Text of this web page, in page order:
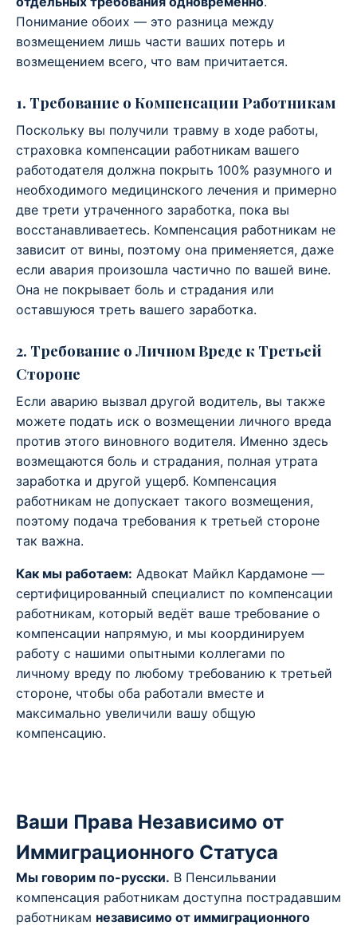
Понимание обоих — это разница между
возмещением лишь части ваших потерь и
возмещением всего, что вам причитается.
1. Требование о Компенсации Работникам
Поскольку вы получили травму в ходе работы,
страховка компенсации работникам вашего
работодателя должна покрыть 100% разумного и
необходимого медицинского лечения и примерно
две трети утраченного заработка, пока вы
восстанавливаетесь. Компенсация работникам не
зависит от вины, поэтому она применяется, даже
если авария произошла частично по вашей вине.
Она не покрывает боль и страдания или
оставшуюся треть вашего заработка.
2. Требование о Личном Вреде к Третьей
Стороне
Если аварию вызвал другой водитель, вы также
можете подать иск о возмещении личного вреда
против этого виновного водителя. Именно здесь
возмещаются боль и страдания, полная утрата
заработка и другой ущерб. Компенсация
работникам не допускает такого возмещения,
поэтому подача требования к третьей стороне
так важна.
Как мы работаем: Адвокат Майкл Кардамоне —
сертифицированный специалист по компенсации
работникам, который ведёт ваше требование о
компенсации напрямую, и мы координируем
работу с нашими опытными коллегами по
личному вреду по любому требованию к третьей
стороне, чтобы оба работали вместе и
максимально увеличили вашу общую
компенсацию.
Ваши Права Независимо от
Иммиграционного Статуса
Мы говорим по-русски. В Пенсильвании
компенсация работникам доступна пострадавшим
работникам независимо от иммиграционного